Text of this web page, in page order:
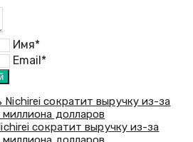
Имя*
Email*
сократит выручку из-за